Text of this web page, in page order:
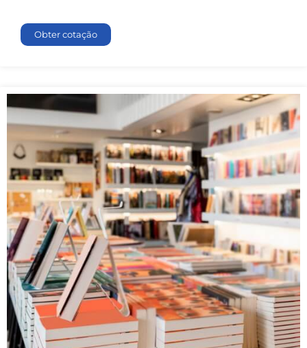
Obter cotação